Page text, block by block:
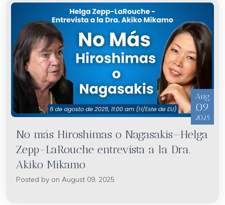
Aug
09
2025
No más Hiroshimas o Nagasakis—Helga
Zepp-LaRouche entrevista a la Dra.
Akiko Mikamo
Posted by on August 09, 2025